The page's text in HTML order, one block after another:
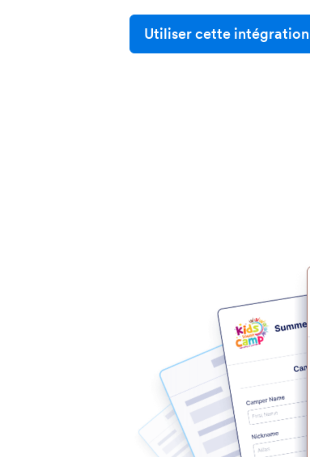
Utiliser cette intégration